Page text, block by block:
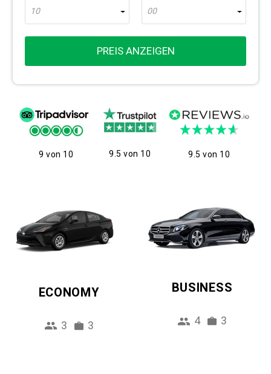
10
00
PREIS ANZEIGEN
9 von 10 9.5 von 10 9.5 von 10
ECONOMY
3 3
BUSINESS
4 3